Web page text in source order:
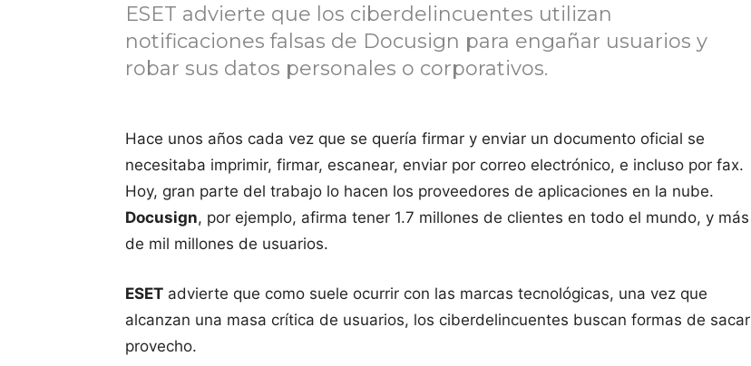
ESET advierte que los ciberdelincuentes utilizan
notificaciones falsas de Docusign para engañar usuarios y
robar sus datos personales o corporativos.
Hace unos años cada vez que se quería firmar y enviar un documento oficial se
necesitaba imprimir, firmar, escanear, enviar por correo electrónico, e incluso por fax.
Hoy, gran parte del trabajo lo hacen los proveedores de aplicaciones en la nube.
Docusign, por ejemplo, afirma tener 1.7 millones de clientes en todo el mundo, y más
de mil millones de usuarios.
ESET advierte que como suele ocurrir con las marcas tecnológicas, una vez que
alcanzan una masa crítica de usuarios, los ciberdelincuentes buscan formas de sacar
provecho.